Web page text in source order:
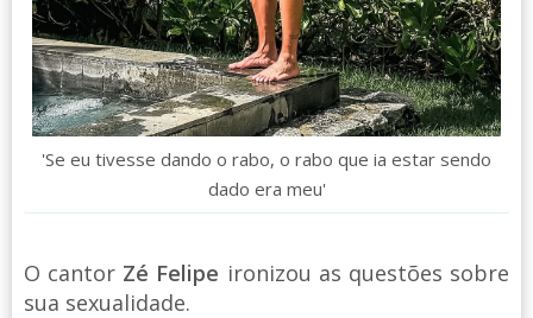
'Se eu tivesse dando o rabo, o rabo que ia estar sendo
dado era meu'
O cantor Zé Felipe ironizou as questões sobre
sua sexualidade.